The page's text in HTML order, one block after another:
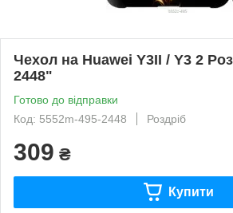
Чехол на Huawei Y3II / Y3 2
2448"
Готово до відправки
Код: 5552m-495-2448
Роздріб
309 ₴
Купити